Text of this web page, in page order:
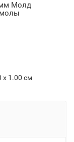
Молд
x 1.00 см